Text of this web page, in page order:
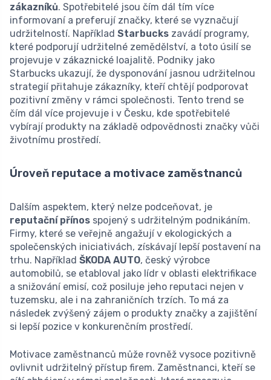
zákazníků. Spotřebitelé jsou čím dál tím více
informovaní a preferují značky, které se vyznačují
udržitelností. Například Starbucks zavádí programy,
které podporují udržitelné zemědělství, a toto úsilí se
projevuje v zákaznické loajalitě. Podniky jako
Starbucks ukazují, že dysponování jasnou udržitelnou
strategií přitahuje zákazníky, kteří chtějí podporovat
pozitivní změny v rámci společnosti. Tento trend se
čím dál více projevuje i v Česku, kde spotřebitelé
vybírají produkty na základě odpovědnosti značky vůči
životnímu prostředí.
Úroveň reputace a motivace zaměstnanců
Dalším aspektem, který nelze podceňovat, je
reputační přínos spojený s udržitelným podnikáním.
Firmy, které se veřejně angažují v ekologických a
společenských iniciativách, získávají lepší postavení na
trhu. Například ŠKODA AUTO, český výrobce
automobilů, se etabloval jako lídr v oblasti elektrifikace
a snižování emisí, což posiluje jeho reputaci nejen v
tuzemsku, ale i na zahraničních trzích. To má za
následek zvýšený zájem o produkty značky a zajištění
si lepší pozice v konkurenčním prostředí.
Motivace zaměstnanců může rovněž vysoce pozitivně
ovlivnit udržitelný přístup firem. Zaměstnanci, kteří se